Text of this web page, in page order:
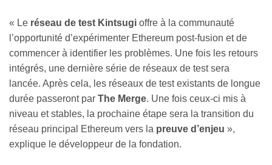
« Le réseau de test Kintsugi offre à la communauté
l’opportunité d’expérimenter Ethereum post-fusion et de
commencer à identifier les problèmes. Une fois les retours
intégrés, une dernière série de réseaux de test sera
lancée. Après cela, les réseaux de test existants de longue
durée passeront par The Merge. Une fois ceux-ci mis à
niveau et stables, la prochaine étape sera la transition du
réseau principal Ethereum vers la preuve d’enjeu »,
explique le développeur de la fondation.